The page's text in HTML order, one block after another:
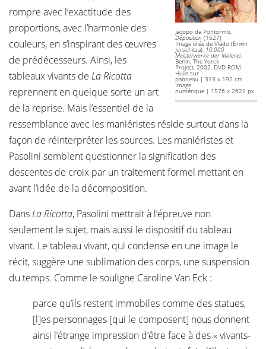
Jacopo da Pontormo,
Déposition (1527)
Image tirée de Vlado (Erwin
Jurschitza), 10.000
Meisterwerke der Malerei,
Berlin, The Yorck
Project, 2002, DVD-ROM
Huile sur
panneau | 313 x 192 cm
Image
numérique | 1576 x 2622 px
rompre avec l’exactitude des
proportions, avec l’harmonie des
couleurs, en s’inspirant des œuvres
de prédécesseurs. Ainsi, les
tableaux vivants de La Ricotta
reprennent en quelque sorte un art
de la reprise. Mais l’essentiel de la
ressemblance avec les maniéristes réside surtout dans la
façon de réinterpréter les sources. Les maniéristes et
Pasolini semblent questionner la signification des
descentes de croix par un traitement formel mettant en
avant l’idée de la décomposition.
DansLa Ricotta, Pasolini mettrait à l’épreuve non
seulement le sujet, mais aussi le dispositif du tableau
vivant. Le tableau vivant, qui condense en une image le
récit, suggère une sublimation des corps, une suspension
du temps. Comme le souligne Caroline Van Eck :
parce qu’ils restent immobiles comme des statues,
[l]es personnages [qui le composent] nous donnent
ainsi l’étrange impression d’être face à des « vivants-